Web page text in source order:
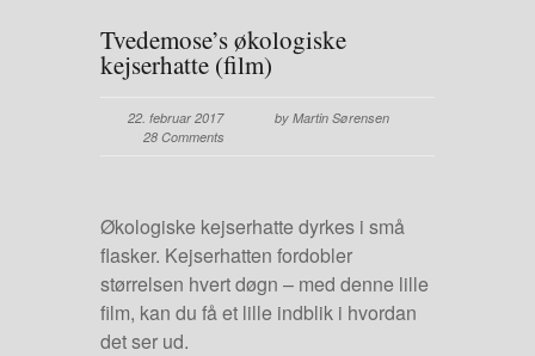
Tvedemose’s økologiske
kejserhatte (film)
22. februar 2017
by Martin Sørensen
28 Comments
Økologiske kejserhatte dyrkes i små
flasker. Kejserhatten fordobler
størrelsen hvert døgn – med denne lille
film, kan du få et lille indblik i hvordan
det ser ud.